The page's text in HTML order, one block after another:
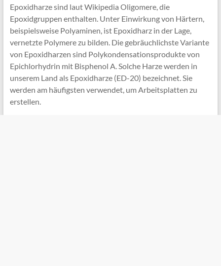
Epoxidharze sind laut Wikipedia Oligomere, die
Epoxidgruppen enthalten. Unter Einwirkung von Härtern,
beispielsweise Polyaminen, ist Epoxidharz in der Lage,
vernetzte Polymere zu bilden. Die gebräuchlichste Variante
von Epoxidharzen sind Polykondensationsprodukte von
Epichlorhydrin mit Bisphenol A. Solche Harze werden in
unserem Land als Epoxidharze (ED-20) bezeichnet. Sie
werden am häufigsten verwendet, um Arbeitsplatten zu
erstellen.